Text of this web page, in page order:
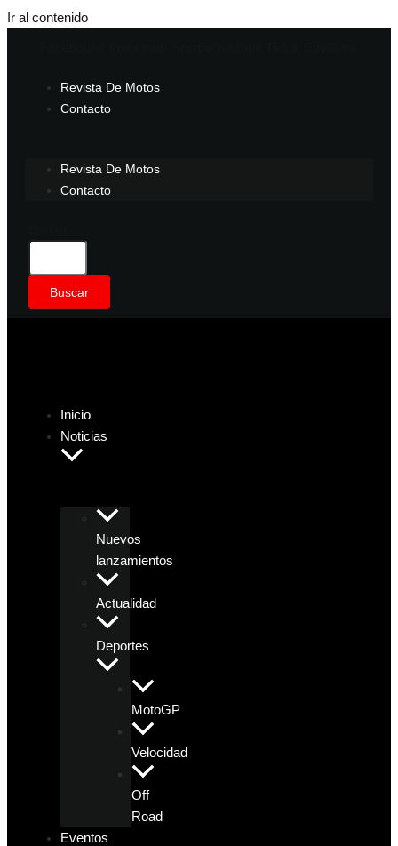
Ir al contenido
Revista De Motos
Contacto
Revista De Motos
Contacto
Buscar
Inicio
Noticias
Nuevos
lanzamientos
Actualidad
Deportes
MotoGP
Velocidad
Off
Road
Eventos